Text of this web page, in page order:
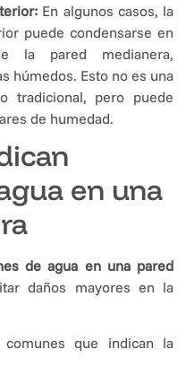
En algunos casos, la
puede condensarse en
la pared medianera,
húmedos. Esto no es una
tradicional, pero puede
de humedad.
en una
de agua en una pared
daños mayores en la
que indican la